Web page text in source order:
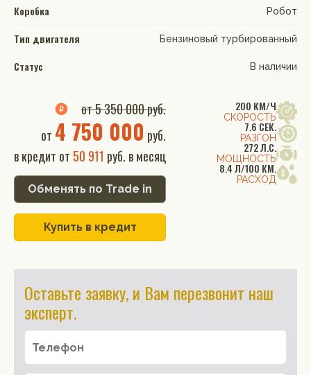
Коробка Робот
Тип двигателя Бензиновый турбированный
Статус В наличии
200 КМ/Ч
СКОРОСТЬ
7.6 СЕК.
РАЗГОН
272 Л.С.
МОЩНОСТЬ
8.4 Л/100 КМ.
РАСХОД
от 5 350 000 руб.
от 4 750 000 руб.
в кредит от 50 911 руб. в месяц
Обменять по Trade in
Купить в кредит
Оставьте заявку, и Вам перезвонит наш
эксперт.